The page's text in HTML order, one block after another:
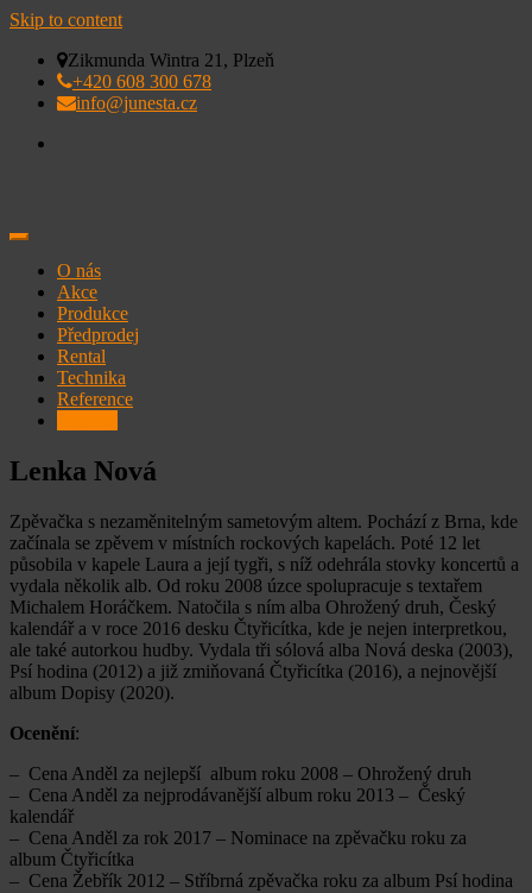
Skip to content
Zikmunda Wintra 21, Plzeň
+420 608 300 678
info@junesta.cz
O nás
Akce
Produkce
Předprodej
Rental
Technika
Reference
Lenka Nová
Zpěvačka s nezaměnitelným sametovým altem. Pochází z Brna, kde
začínala se zpěvem v místních rockových kapelách. Poté 12 let
působila v kapele Laura a její tygři, s níž odehrála stovky koncertů a
vydala několik alb. Od roku 2008 úzce spolupracuje s textařem
Michalem Horáčkem. Natočila s ním alba Ohrožený druh, Český
kalendář a v roce 2016 desku Čtyřicítka, kde je nejen interpretkou,
ale také autorkou hudby. Vydala tři sólová alba Nová deska (2003),
Psí hodina (2012) a již zmiňovaná Čtyřicítka (2016), a nejnovější
album Dopisy (2020).
Ocenění:
– Cena Anděl za nejlepší album roku 2008 – Ohrožený druh
– Cena Anděl za nejprodávanější album roku 2013 – Český
kalendář
– Cena Anděl za rok 2017 – Nominace na zpěvačku roku za
album Čtyřicítka
– Cena Žebřík 2012 – Stříbrná zpěvačka roku za album Psí hodina